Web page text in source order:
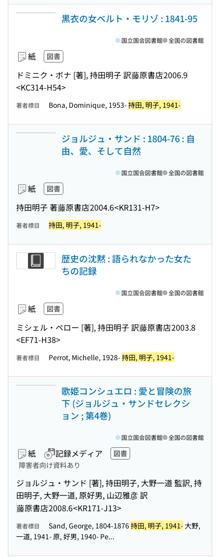
黒衣の女ベルト・モリゾ : 1841-95
紙 図書
ドミニク・ボナ [著], 持田明子 訳藤原書店2006.9
<KC314-H54>
国立国会図書館 全国の図書館
著者標目 Bona, Dominique, 1953-持田, 明子, 1941-
ジョルジュ・サンド : 1804-76 : 自
由、愛、そして自然
紙 図書
持田明子 著藤原書店2004.6<KR131-H7>
国立国会図書館 全国の図書館
著者標目 持田, 明子, 1941-
歴史の沈黙 : 語られなかった女た
ちの記録
紙 図書
ミシェル・ペロー [著], 持田明子 訳藤原書店2003.8
<EF71-H38>
国立国会図書館 全国の図書館
著者標目 Perrot, Michelle, 1928-持田, 明子, 1941-
歌姫コンシュエロ : 愛と冒険の旅
下 (ジョルジュ・サンドセレクシ
ョン ; 第4巻)
紙 記録メディア
図書
障害者向け資料あり
ジョルジュ・サンド [著], 持田明子, 大野一道 監訳, 持
田明子, 大野一道, 原好男, 山辺雅彦 訳
藤原書店2008.6<KR171-J13>
国立国会図書館 全国の図書館
著者標目 Sand, George, 1804-1876持田, 明子, 1941- 大野,
一道, 1941- 原, 好男, 1940- Pe...